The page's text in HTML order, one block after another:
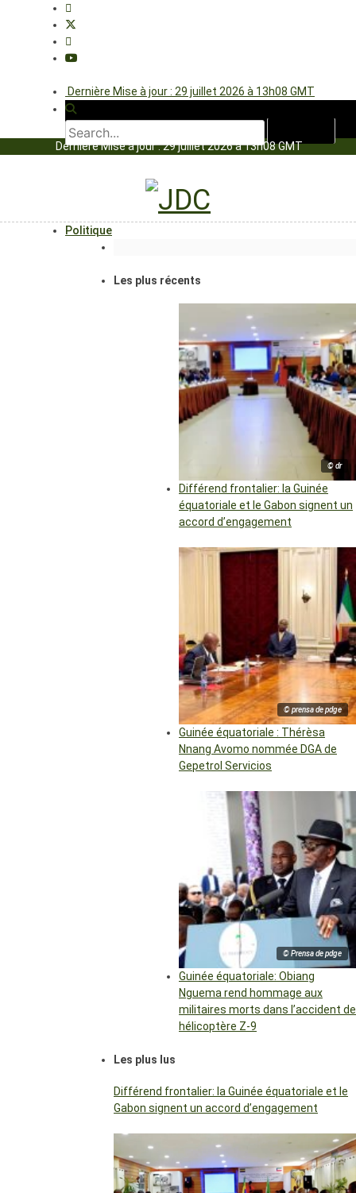
Dernière Mise à jour : 29 juillet 2026 à 13h08 GMT
Dernière Mise à jour : 29 juillet 2026 à 13h08 GMT
Politique
Les plus récents
© dr
Différend frontalier: la Guinée
équatoriale et le Gabon signent un
accord d’engagement
© prensa de pdge
Guinée équatoriale : Thérèsa
Nnang Avomo nommée DGA de
Gepetrol Servicios
© Prensa de pdge
Guinée équatoriale: Obiang
Nguema rend hommage aux
militaires morts dans l’accident de
hélicoptère Z-9
Les plus lus
Différend frontalier: la Guinée équatoriale et le
Gabon signent un accord d’engagement